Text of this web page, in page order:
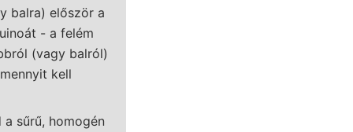
balra) először a
- a felém
(vagy balról)
kell
sűrű, homogén